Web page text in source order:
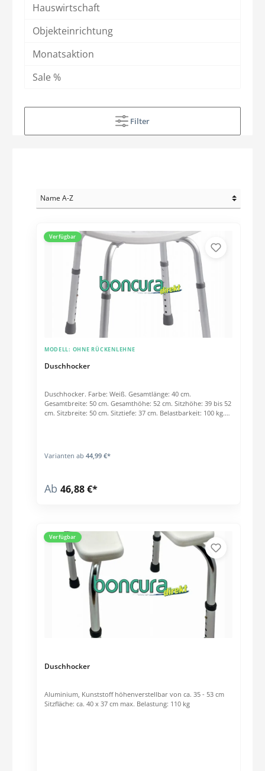
Hauswirtschaft
Objekteinrichtung
Monatsaktion
Sale %
Filter
Verfügbar
Duschhocker
MODELL: OHNE RÜCKENLEHNE
Duschhocker. Farbe: Weiß. Gesamtlänge: 40 cm.
Gesamtbreite: 50 cm. Gesamthöhe: 52 cm. Sitzhöhe: 39 bis 52
cm. Sitzbreite: 50 cm. Sitztiefe: 37 cm. Belastbarkeit: 100 kg.
Varianten ab 44,99 €*
Ab 46,88 €*
Verfügbar
Duschhocker
Aluminium, Kunststoff höhenverstellbar von ca. 35 - 53 cm